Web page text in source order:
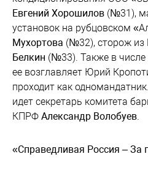
Евгений Хорошилов (№31),
установок на рубцовском
Мухортова (№32), сторож из
Белкин (№33). Также в
ее возглавляет Юрий
проходит как
идет секретарь комитета
КПРФ Александр Волобуев
«Справедливая Россия – За